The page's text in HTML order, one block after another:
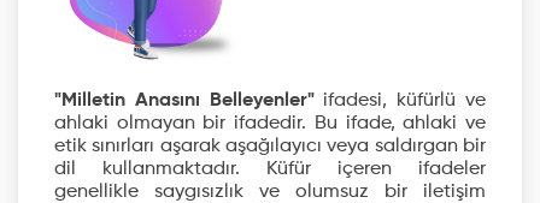
"Milletin Anasını Belleyenler"ifadesi, küfürlü ve
ahlaki olmayan bir ifadedir. Bu ifade, ahlaki ve
etik sınırları aşarak aşağılayıcı veya saldırgan bir
dil kullanmaktadır. Küfür içeren ifadeler
genellikle saygısızlık ve olumsuz bir iletişim